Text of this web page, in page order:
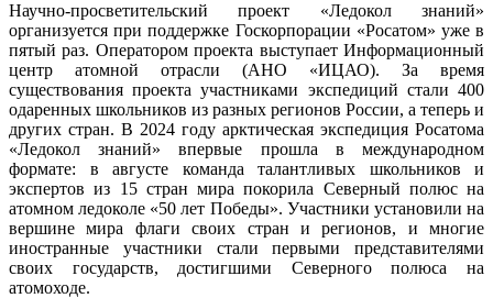
Научно-просветительский проект «Ледокол знаний»
организуется при поддержке Госкорпорации «Росатом» уже в
пятый раз. Оператором проекта выступает Информационный
центр атомной отрасли (АНО «ИЦАО). За время
существования проекта участниками экспедиций стали 400
одаренных школьников из разных регионов России, а теперь и
других стран. В 2024 году арктическая экспедиция Росатома
«Ледокол знаний» впервые прошла в международном
формате: в августе команда талантливых школьников и
экспертов из 15 стран мира покорила Северный полюс на
атомном ледоколе «50 лет Победы». Участники установили на
вершине мира флаги своих стран и регионов, и многие
иностранные участники стали первыми представителями
своих государств, достигшими Северного полюса на
атомоходе.